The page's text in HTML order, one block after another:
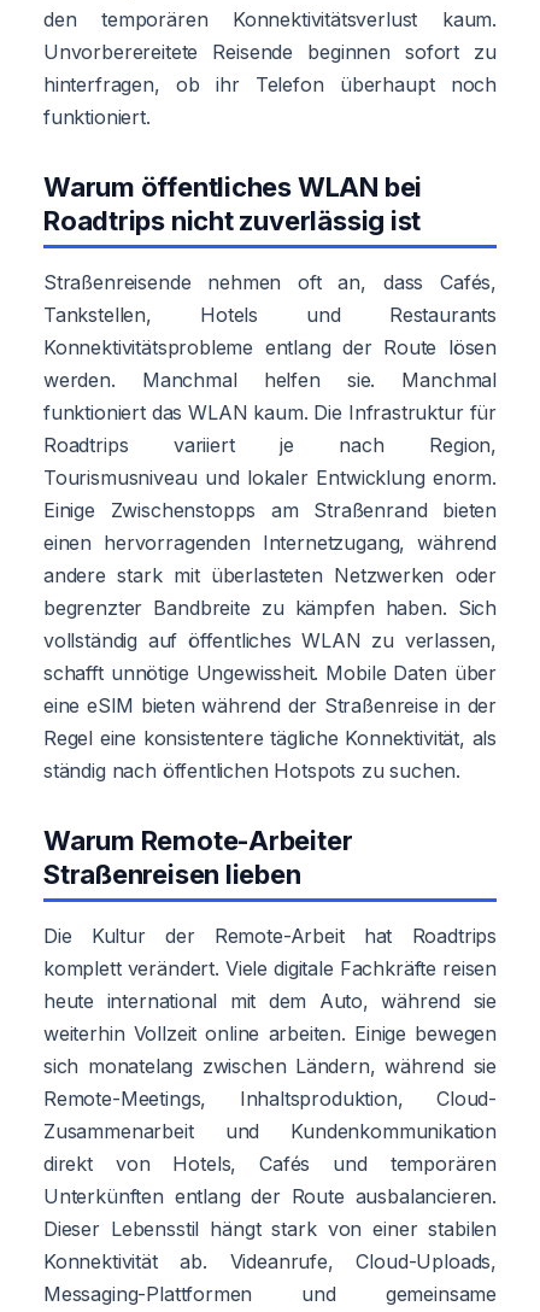
den temporären Konnektivitätsverlust kaum.
Unvorberereitete Reisende beginnen sofort zu
hinterfragen, ob ihr Telefon überhaupt noch
funktioniert.
Warum öffentliches WLAN bei
Roadtrips nicht zuverlässig ist
Straßenreisende nehmen oft an, dass Cafés,
Tankstellen, Hotels und Restaurants
Konnektivitätsprobleme entlang der Route lösen
werden. Manchmal helfen sie. Manchmal
funktioniert das WLAN kaum. Die Infrastruktur für
Roadtrips variiert je nach Region,
Tourismusniveau und lokaler Entwicklung enorm.
Einige Zwischenstopps am Straßenrand bieten
einen hervorragenden Internetzugang, während
andere stark mit überlasteten Netzwerken oder
begrenzter Bandbreite zu kämpfen haben. Sich
vollständig auf öffentliches WLAN zu verlassen,
schafft unnötige Ungewissheit. Mobile Daten über
eine eSIM bieten während der Straßenreise in der
Regel eine konsistentere tägliche Konnektivität, als
ständig nach öffentlichen Hotspots zu suchen.
Warum Remote-Arbeiter
Straßenreisen lieben
Die Kultur der Remote-Arbeit hat Roadtrips
komplett verändert. Viele digitale Fachkräfte reisen
heute international mit dem Auto, während sie
weiterhin Vollzeit online arbeiten. Einige bewegen
sich monatelang zwischen Ländern, während sie
Remote-Meetings, Inhaltsproduktion, Cloud-
Zusammenarbeit und Kundenkommunikation
direkt von Hotels, Cafés und temporären
Unterkünften entlang der Route ausbalancieren.
Dieser Lebensstil hängt stark von einer stabilen
Konnektivität ab. Videanrufe, Cloud-Uploads,
Messaging-Plattformen und gemeinsame